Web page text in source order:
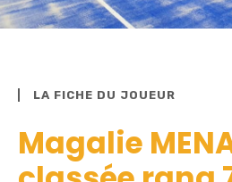
LA FICHE DU JOUEUR
Magalie